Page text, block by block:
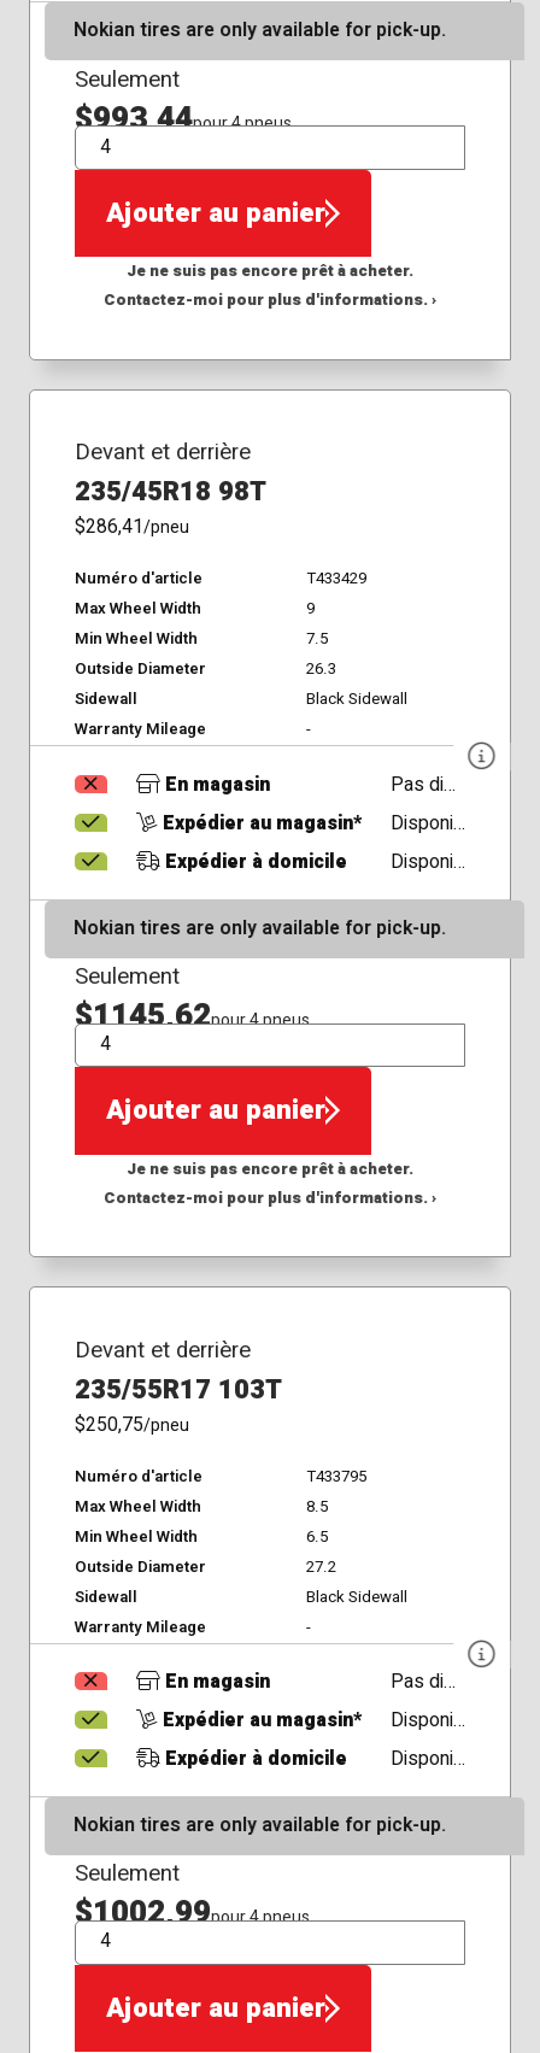
Nokian tires are only available for pick-up.
Seulement
$993,44pour 4 pneus
QTÉ
Ajouter au panier
Je ne suis pas encore prêt à acheter.
Contactez-moi pour plus d'informations. ›
Devant et derrière
235/45R18 98T
$286,41/pneu
Numéro d'article
T433429
Max Wheel Width
9
Min Wheel Width
7.5
Outside Diameter
26.3
Sidewall
Black Sidewall
Warranty Mileage
-
En magasin
Pas disponible
Expédier au magasin*
Disponible
Expédier à domicile
Disponible
Nokian tires are only available for pick-up.
Seulement
$1145,62pour 4 pneus
QTÉ
Ajouter au panier
Je ne suis pas encore prêt à acheter.
Contactez-moi pour plus d'informations. ›
Devant et derrière
235/55R17 103T
$250,75/pneu
Numéro d'article
T433795
Max Wheel Width
8.5
Min Wheel Width
6.5
Outside Diameter
27.2
Sidewall
Black Sidewall
Warranty Mileage
-
En magasin
Pas disponible
Expédier au magasin*
Disponible
Expédier à domicile
Disponible
Nokian tires are only available for pick-up.
Seulement
$1002,99pour 4 pneus
QTÉ
Ajouter au panier